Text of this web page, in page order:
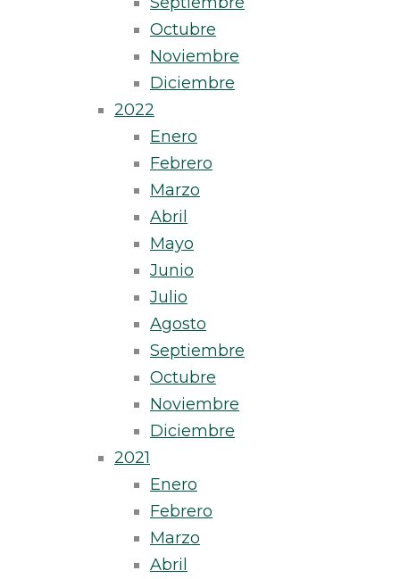
Octubre
Noviembre
Diciembre
2022
Enero
Febrero
Marzo
Abril
Mayo
Junio
Julio
Agosto
Septiembre
Octubre
Noviembre
Diciembre
2021
Enero
Febrero
Marzo
Abril